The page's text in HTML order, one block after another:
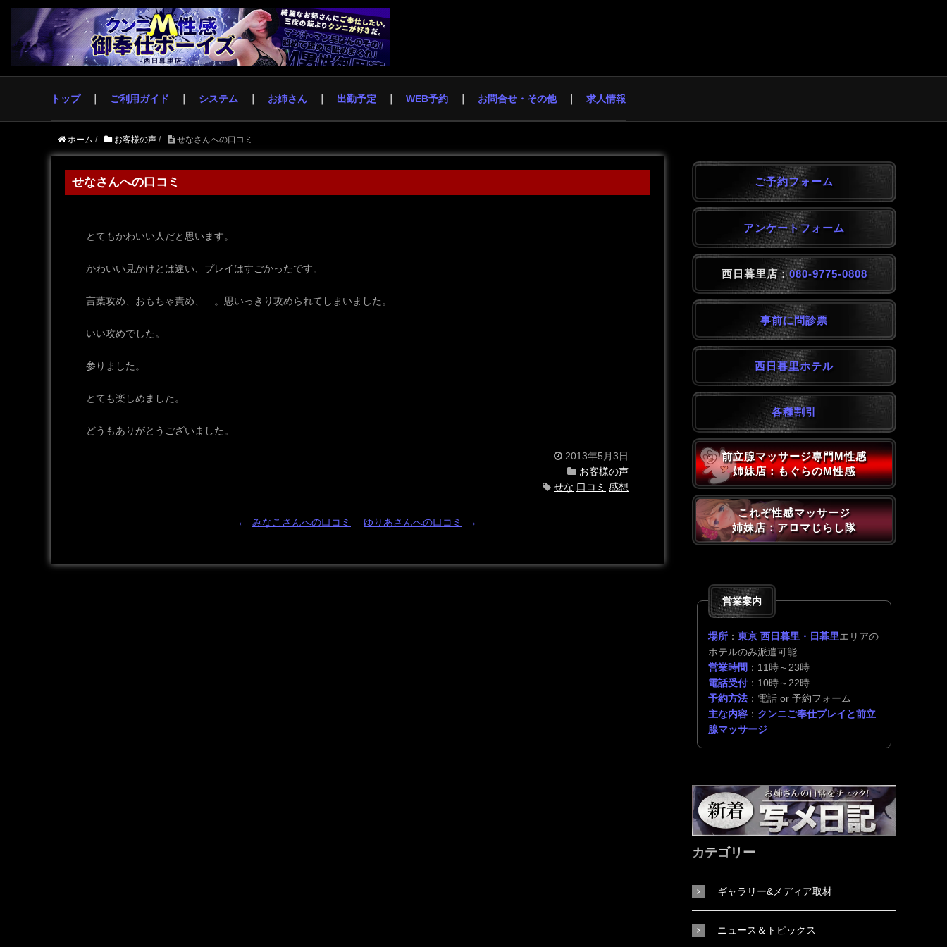
トップ ご利用ガイド システム お姉さん 出勤予定 WEB予約 お問合せ・その他 求人情報
ホーム / お客様の声 / せなさんへの口コミ
せなさんへの口コミ
とてもかわいい人だと思います。
かわいい見かけとは違い、プレイはすごかったです。
言葉攻め、おもちゃ責め、…。思いっきり攻められてしまいました。
いい攻めでした。
参りました。
とても楽しめました。
どうもありがとうございました。
2013年5月3日
お客様の声
せな 口コミ 感想
← みなこさんへの口コミ ゆりあさんへの口コミ →
ご予約フォーム
アンケートフォーム
西日暮里店：080-9775-0808
事前に問診票
西日暮里ホテル
各種割引
前立腺マッサージ専門M性感
姉妹店：もぐらのM性感
これぞ性感マッサージ
姉妹店：アロマじらし隊
営業案内
場所 ： 東京 西日暮里・日暮里エリアの
ホテルのみ派遣可能
営業時間 ：11時～23時
電話受付：10時～22時
予約方法 ：電話 or 予約フォーム
主な内容 ： クンニご奉仕プレイと前立
腺マッサージ
カテゴリー
ギャラリー&メディア取材
ニュース＆トピックス